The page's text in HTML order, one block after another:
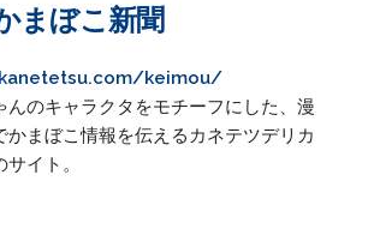
まぼこ新聞
keimou/
んのキャラクタをモチーフにした、漫
かまぼこ情報を伝えるカネテツデリカ
イト。